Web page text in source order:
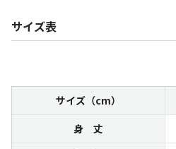
サイズ表
サイズ（cm）
身 丈